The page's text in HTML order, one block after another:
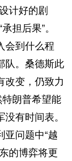
计好的剧
担后果”。
到什么程
队。桑德斯此
改变，仍致力
朗普希望能
有时间表。
问题中“越
的博弈将更